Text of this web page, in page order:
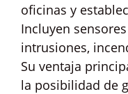
oficinas y
Incluyen
intrusiones,
Su ventaja
la posibilidad de